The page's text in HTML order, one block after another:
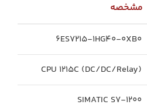
مشخصه
6ES7215-1HG40-0XB0
CPU 1215C (DC/DC/Relay)
SIMATIC S7-1200